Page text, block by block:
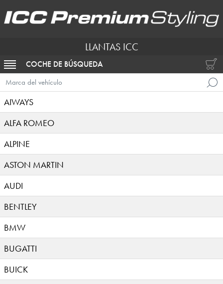
LLANTAS ICC
ACTIVAR NAVEGACIÓN
COCHE DE BÚSQUEDA
Marca del vehículo
AIWAYS
ALFA ROMEO
ALPINE
ASTON MARTIN
AUDI
BENTLEY
BMW
BUGATTI
BUICK